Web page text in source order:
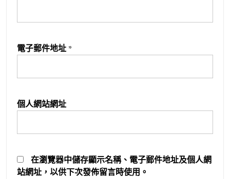
電子郵件地址 *
個人網站網址
在瀏覽器中儲存顯示名稱、電子郵件地址及個人網
站網址，以供下次發佈留言時使用。